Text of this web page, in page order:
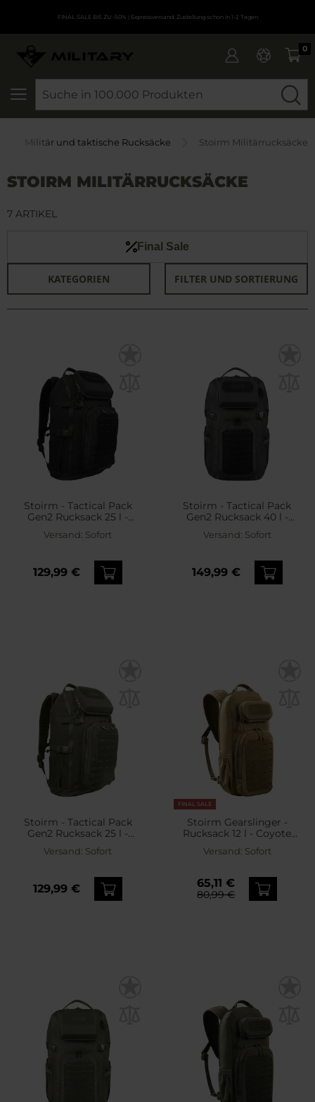
FINAL SALE BIS ZU -50% | Expressversand. Zustellung schon in 1-2 Tagen
0
Militär und taktische Rucksäcke Stoirm Militärrucksäcke
STOIRM MILITÄRRUCKSÄCKE
Final Sale
KATEGORIEN FILTER UND SORTIERUNG
7 ARTIKEL
Stoirm - Tactical Pack
Gen2 Rucksack 25 l -
Versand: Sofort
129,99 €
Stoirm - Tactical Pack
Gen2 Rucksack 40 l -
Versand: Sofort
149,99 €
Stoirm - Tactical Pack
Gen2 Rucksack 25 l -
Ranger Green
Versand: Sofort
129,99 €
FINAL SALE
Stoirm Gearslinger -
Rucksack 12 l - Coyote
Versand: Sofort
65,11 €
80,99 €